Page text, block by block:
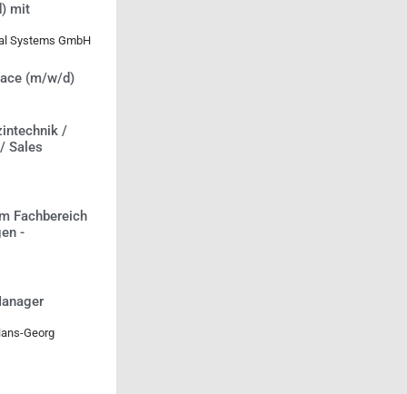
mit
Systems GmbH
(m/w/d)
/
Sales
Fachbereich
-
Georg